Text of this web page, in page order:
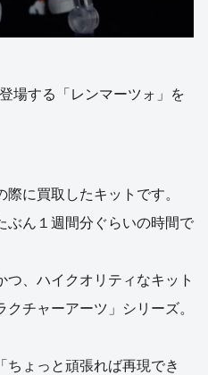
場する「レンマーツォ」を
に買取したキットです。
ぶん１週間分ぐらいの時間で
、ハイクオリティなキット
チャーアーツ」シリーズ。
ちょっと頑張れば再現でき